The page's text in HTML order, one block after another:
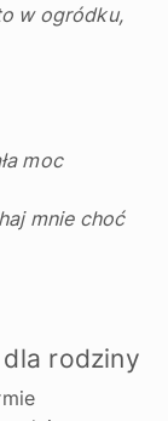
w ogródku,
moc
mnie choć
rodziny